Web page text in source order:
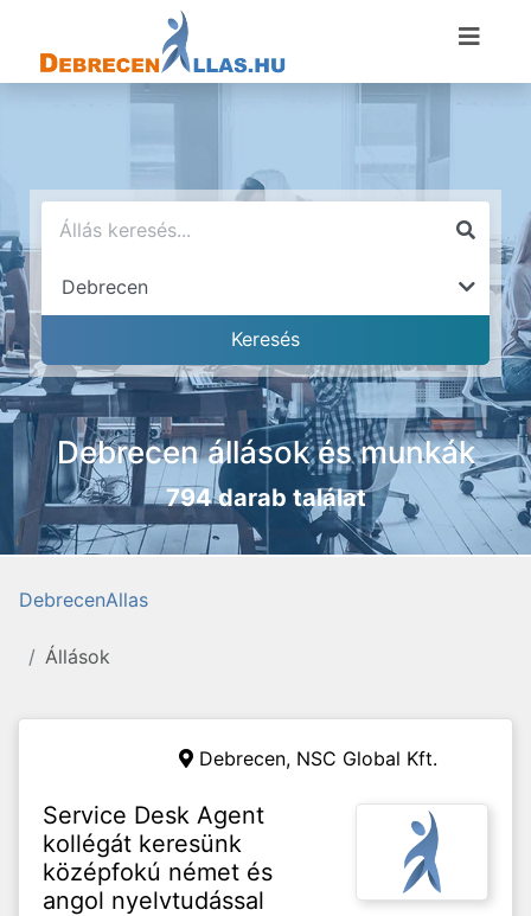
Debrecen állások és munkák
794 darab találat
DebrecenAllas
Állások
Debrecen, NSC Global Kft.
Service Desk Agent
kollégát keresünk
középfokú német és
angol nyelvtudással